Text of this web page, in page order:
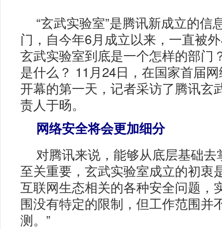
“玄武实验室”是腾讯新成立的信
门，自今年6月成立以来，一直被
玄武实验室到底是一个怎样的部门
是什么？ 11月24日，在国家首届
开幕的第一天，记者采访了腾讯玄
责人于旸。
网络安全将会更加细分
对腾讯来说，能够从底层基础去
至关重要，玄武实验室成立的初衷
互联网生态相关的各种安全问题，
围没有特定的限制，但工作范围并
测。”